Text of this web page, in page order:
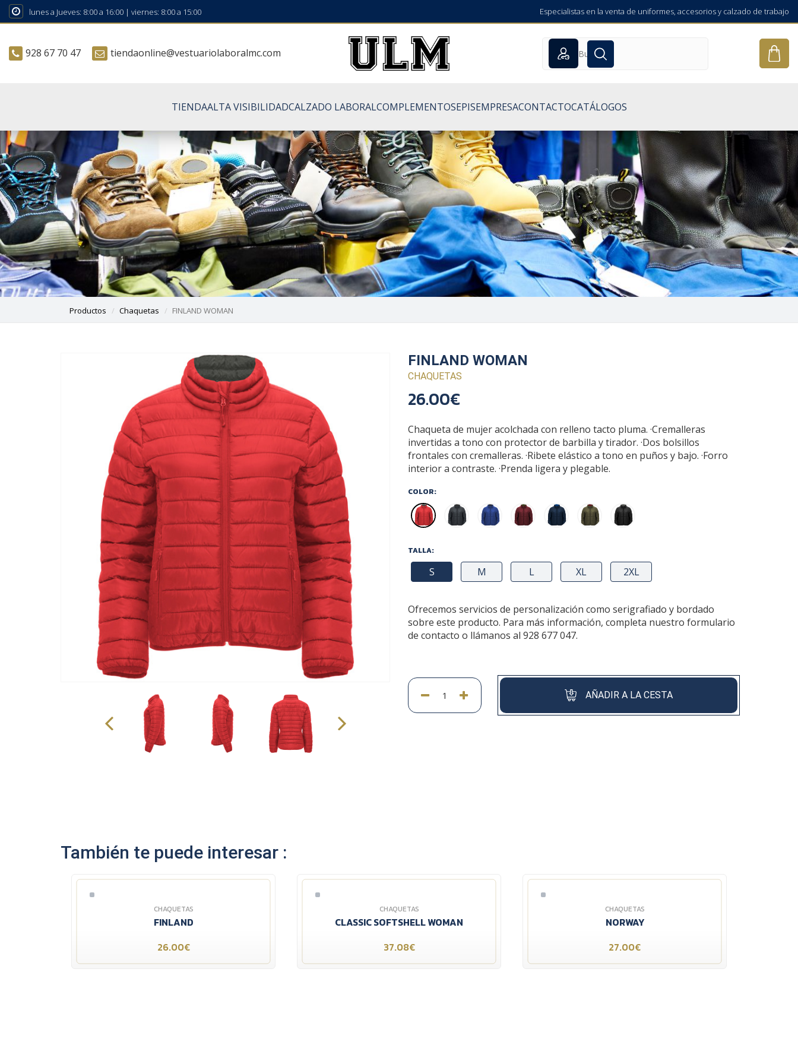
lunes a Jueves: 8:00 a 16:00 | viernes: 8:00 a 15:00 Especialistas en la venta de uniformes, accesorios y calzado de trabajo
928 67 70 47 tiendaonline@vestuariolaboralmc.com
TIENDAALTA VISIBILIDADCALZADO LABORALCOMPLEMENTOSEPISEMPRESACONTACTOCATÁLOGOS
Productos Chaquetas FINLAND WOMAN
FINLAND WOMAN
CHAQUETAS
26.00€
Chaqueta de mujer acolchada con relleno tacto pluma. ·Cremalleras
invertidas a tono con protector de barbilla y tirador. ·Dos bolsillos
frontales con cremalleras. ·Ribete elástico a tono en puños y bajo. ·Forro
interior a contraste. ·Prenda ligera y plegable.
COLOR:
TALLA:
S M L XL 2XL
Ofrecemos servicios de personalización como serigrafiado y bordado
sobre este producto. Para más información, completa nuestro formulario
de contacto o llámanos al 928 677 047.
AÑADIR A LA CESTA
También te puede interesar :
CHAQUETAS
FINLAND
26.00€
CHAQUETAS
CLASSIC SOFTSHELL WOMAN
37.08€
CHAQUETAS
NORWAY
27.00€